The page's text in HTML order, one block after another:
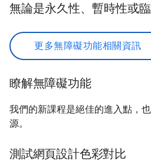
無論是永久性、暫時性或
更多無障礙功能相關資訊
瞭解無障礙功能
我們的新課程是絕佳的進入點，
源。
測試網頁設計色彩對比